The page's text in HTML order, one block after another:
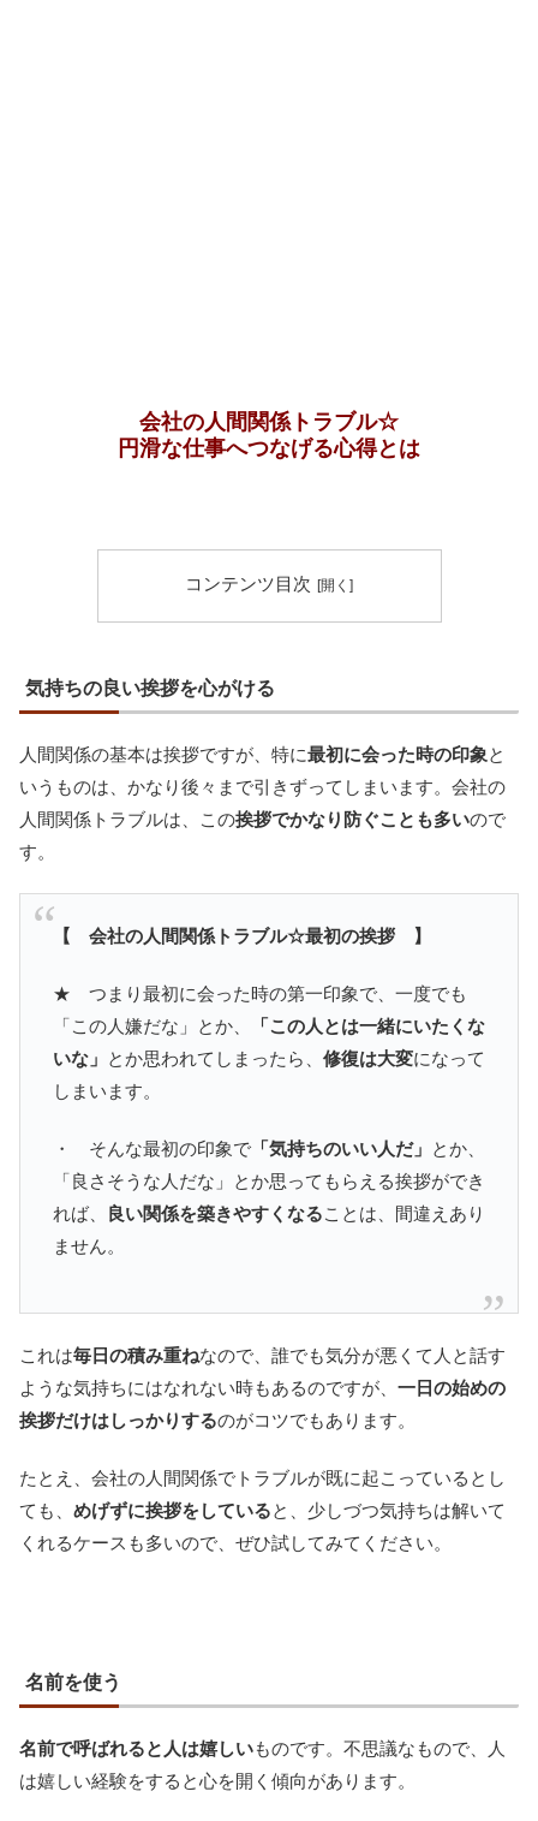
会社の人間関係トラブル☆
円滑な仕事へつなげる心得とは
コンテンツ目次
気持ちの良い挨拶を心がける
人間関係の基本は挨拶ですが、特に最初に会った時の印象と
いうものは、かなり後々まで引きずってしまいます。会社の
人間関係トラブルは、この挨拶でかなり防ぐことも多いので
す。
【 会社の人間関係トラブル☆最初の挨拶 】
★ つまり最初に会った時の第一印象で、一度でも
「この人嫌だな」とか、
「この人とは一緒にいたくな
いな」 とか思われてしまったら、 修復は大変になって
しまいます。
・ そんな最初の印象で 「気持ちのいい人だ」 とか、
「良さそうな人だな」とか思ってもらえる挨拶ができ
れば、
良い関係を築きやすくなることは、間違えあり
ません。
これは毎日の積み重ねなので、誰でも気分が悪くて人と話す
ような気持ちにはなれない時もあるのですが、 一日の始めの
挨拶だけはしっかりするのがコツでもあります。
たとえ、会社の人間関係でトラブルが既に起こっているとし
ても、 めげずに挨拶をしていると、少しづつ気持ちは解いて
くれるケースも多いので、ぜひ試してみてください。
名前を使う
名前で呼ばれると人は嬉しいものです。不思議なもので、人
は嬉しい経験をすると心を開く傾向があります。